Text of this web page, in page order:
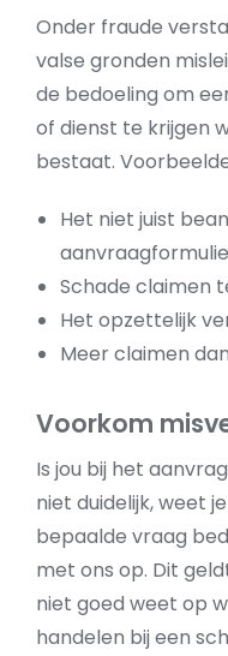
Onder fraude
valse gronden
de bedoeling om
of dienst te krijgen
bestaat.
Het niet juist
Schade claimen
Het opzettelijk
Meer claimen
Voorkom
Is jou bij het
niet duidelijk, weet
bepaalde vraag
met ons op. Dit
niet goed weet op
handelen bij een